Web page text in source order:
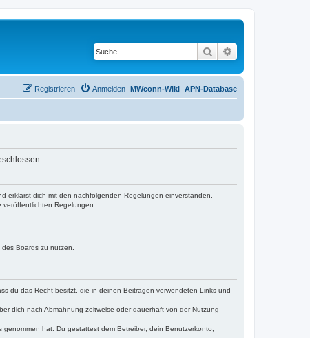
Suche
APN-Database
MWconn-Wiki
Anmelden
Registrieren
erklärst dich mit den nachfolgenden Regelungen einverstanden.
Regelungen.
Boards zu nutzen.
du das Recht besitzt, die in deinen Beiträgen verwendeten Links und
dich nach Abmahnung zeitweise oder dauerhaft von der Nutzung
hat. Du gestattest dem Betreiber, dein Benutzerkonto,